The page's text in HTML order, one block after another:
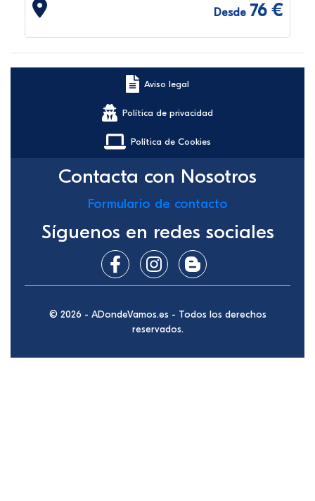
Desde 76 €
Aviso legal
Política de privacidad
Política de Cookies
Contacta con Nosotros
Formulario de contacto
Síguenos en redes sociales
© 2026 - ADondeVamos.es - Todos los derechos
reservados.